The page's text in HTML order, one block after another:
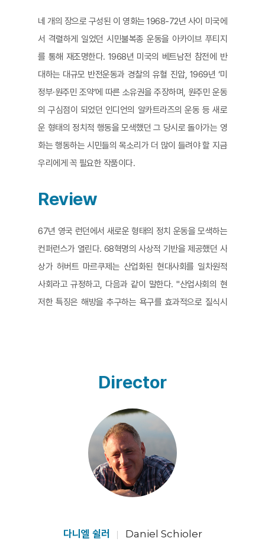
네 개의 장으로 구성된 이 영화는 1968-72년 사이 미국에
서 격렬하게 일었던 시민불복종 운동을 아카이브 푸티지
를 통해 재조명한다. 1968년 미국의 베트남전 참전에 반
대하는 대규모 반전운동과 경찰의 유혈 진압, 1969년 ‘미
정부·원주민 조약’에 따른 소유권을 주장하며, 원주민 운동
의 구심점이 되었던 인디언의 알카트라즈의 운동 등 새로
운 형태의 정치적 행동을 모색했던 그 당시로 돌아가는 영
화는 행동하는 시민들의 목소리가 더 많이 들려야 할 지금
우리에게 꼭 필요한 작품이다.
Review
67년 영국 런던에서 새로운 형태의 정치 운동을 모색하는
컨퍼런스가 열린다. 68혁명의 사상적 기반을 제공했던 사
상가 허버트 마르쿠제는 산업화된 현대사회를 일차원적
사회라고 규정하고, 다음과 같이 말한다. "산업사회의 현
저한 특징은 해방을 추구하는 욕구를 효과적으로 질식시
더 이상 실제로는 필요하지 않은 곳에서도 감각을 마비시
킬 정도로 일하려는 욕구, 이 마비를 경감하고 지연시키는
갖가지 기분전환을 추구하는 욕구, 이를테면 관리가격에
의한 자유경쟁, 자율로 검열하는 자유 언론, 상표와 상업광
고 사이의 자유로운 선택에서 보여지는 기만적인 자유를
유지하고 싶다는 욕구 등이 사회 통제에 의해 강요되고 있
현대산업사회의 생산기구와 그 산물인 상품과 서비스는
대량수송, 의식주의의 상품화, 오락산업과 정보산업의 발
Director
다니엘 쉴러 Daniel Schioler